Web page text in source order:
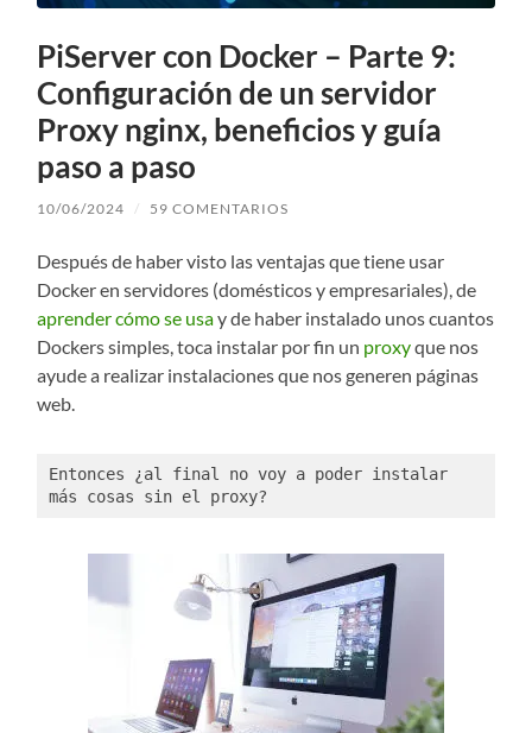
PiServer con Docker – Parte 9:
Configuración de un servidor
Proxy nginx, beneficios y guía
paso a paso
10/06/2024 / 59 COMENTARIOS
Después de haber visto las ventajas que tiene usar
Docker en servidores (domésticos y empresariales), de
aprender cómo se usay de haber instalado unos cuantos
Dockers simples, toca instalar por fin un proxyque nos
ayude a realizar instalaciones que nos generen páginas
web.
Entonces ¿al final no voy a poder instalar
más cosas sin el proxy?